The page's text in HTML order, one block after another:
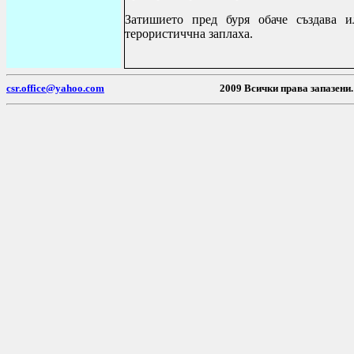
Затишието пред буря обаче създава
терористиччна заплаха.
csr.office@yahoo.com 2009 Всички